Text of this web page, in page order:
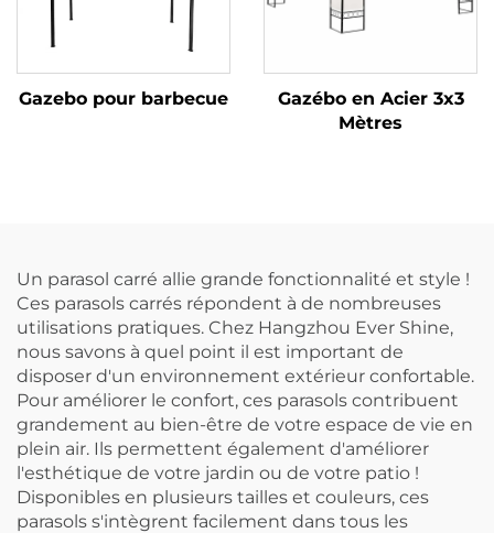
Gazebo pour barbecue
Gazébo en Acier 3x3
Mètres
Un parasol carré allie grande fonctionnalité et style !
Ces parasols carrés répondent à de nombreuses
utilisations pratiques. Chez Hangzhou Ever Shine,
nous savons à quel point il est important de
disposer d'un environnement extérieur confortable.
Pour améliorer le confort, ces parasols contribuent
grandement au bien-être de votre espace de vie en
plein air. Ils permettent également d'améliorer
l'esthétique de votre jardin ou de votre patio !
Disponibles en plusieurs tailles et couleurs, ces
parasols s'intègrent facilement dans tous les